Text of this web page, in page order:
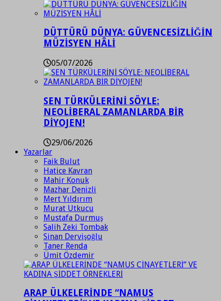
DÜTTÜRÜ DÜNYA: GÜVENCESİZLİĞİN
MÜZİSYEN HÂLİ
05/07/2026
SEN TÜRKÜLERİNİ SÖYLE:
NEOLİBERAL ZAMANLARDA BİR
DİYOJEN!
29/06/2026
Yazarlar
Faik Bulut
Hatice Kavran
Mahir Konuk
Mazhar Denizli
Mert Yıldırım
Murat Utkucu
Mustafa Durmuş
Salih Zeki Tombak
Sinan Dervişoğlu
Taner Renda
Ümit Özdemir
ARAP ÜLKELERİNDE “NAMUS